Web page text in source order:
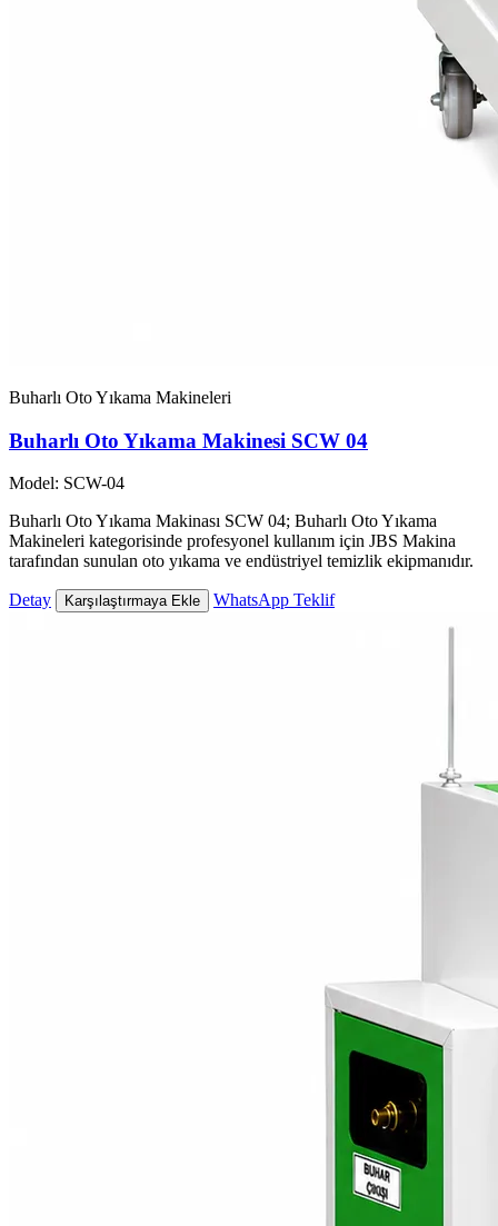
Buharlı Oto Yıkama Makineleri
Buharlı Oto Yıkama Makinesi SCW 04
Model: SCW-04
Buharlı Oto Yıkama Makinası SCW 04; Buharlı Oto Yıkama
Makineleri kategorisinde profesyonel kullanım için JBS Makina
tarafından sunulan oto yıkama ve endüstriyel temizlik ekipmanıdır.
Detay Karşılaştırmaya Ekle WhatsApp Teklif